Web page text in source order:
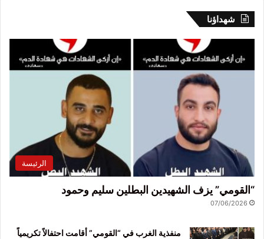
شهداؤنا
الرئيسة
“القومي” يزف الشهيدين البطلين سليم وحمود
07/06/2026
منفذية الغرب في “القومي” أقامت احتفالاً تكريمياً